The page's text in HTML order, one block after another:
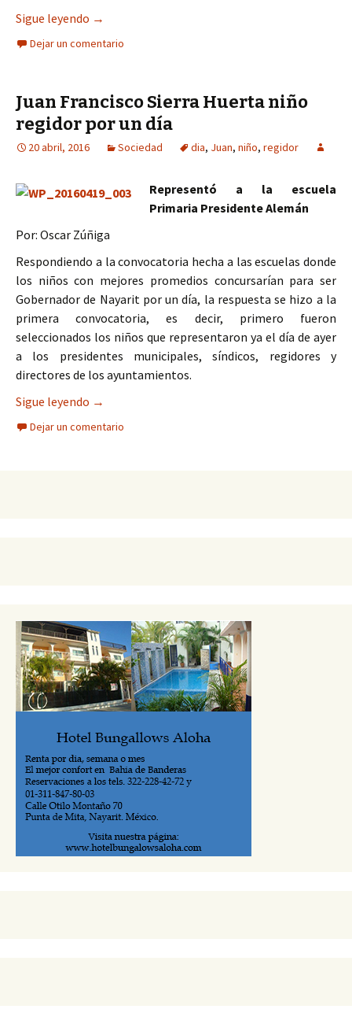
Sigue leyendo Fiscalía pide “desafuero” para Regidor
→
Dejar un comentario
Juan Francisco Sierra Huerta niño
regidor por un día
20 abril, 2016 Sociedad dia, Juan, niño, regidor
Representó a la escuela
Primaria Presidente Alemán
Por: Oscar Zúñiga
Respondiendo a la convocatoria hecha a las escuelas donde
los niños con mejores promedios concursarían para ser
Gobernador de Nayarit por un día, la respuesta se hizo a la
primera convocatoria, es decir, primero fueron
seleccionados los niños que representaron ya el día de ayer
a los presidentes municipales, síndicos, regidores y
directores de los ayuntamientos.
Sigue leyendo Juan Francisco Sierra Huerta niño regidor por un
→
Dejar un comentario